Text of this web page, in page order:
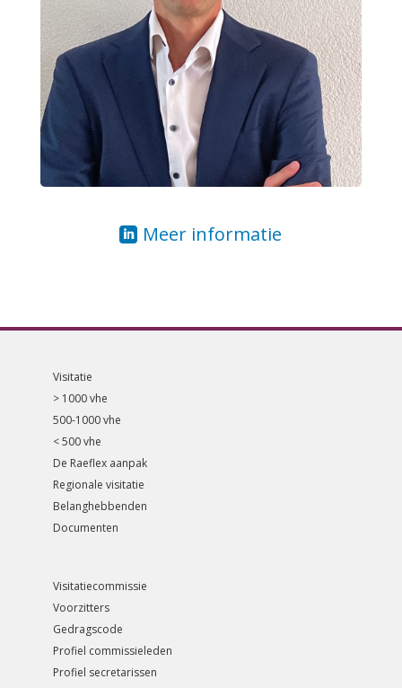
Meer informatie
Visitatie
> 1000 vhe
500-1000 vhe
< 500 vhe
De Raeflex aanpak
Regionale visitatie
Belanghebbenden
Documenten
Visitatiecommissie
Voorzitters
Gedragscode
Profiel commissieleden
Profiel secretarissen